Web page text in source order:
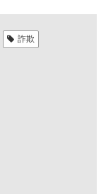
詐欺